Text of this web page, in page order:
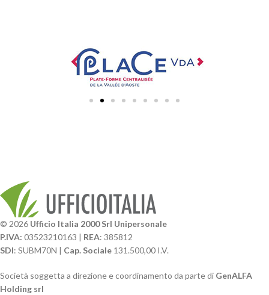
© 2026 Ufficio Italia 2000 Srl Unipersonale
P.IVA: 03523210163 | REA: 385812
SDI: SUBM70N | Cap. Sociale 131.500,00 I.V.
Società soggetta a direzione e coordinamento da parte di GenALFA
Holding srl